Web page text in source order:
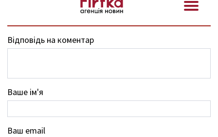
Відповідь на коментар
Ваше ім'я
Ваш email